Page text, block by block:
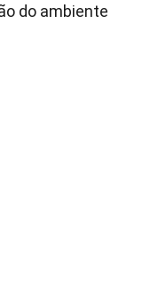
do ambiente